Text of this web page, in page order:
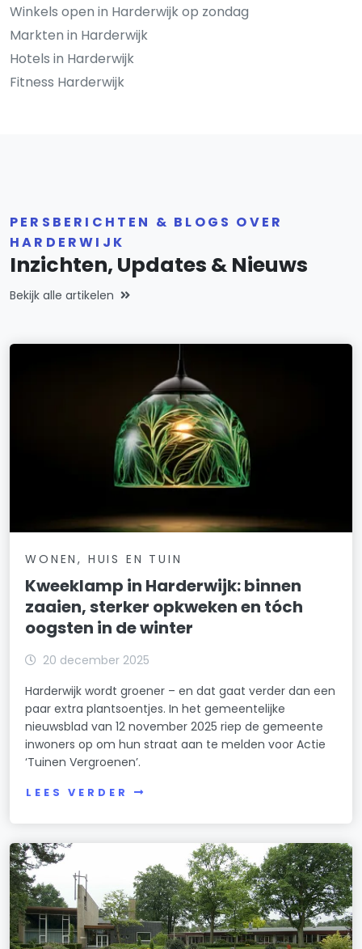
Winkels open in Harderwijk op zondag
Markten in Harderwijk
Hotels in Harderwijk
Fitness Harderwijk
PERSBERICHTEN & BLOGS OVER
HARDERWIJK
Inzichten, Updates & Nieuws
Bekijk alle artikelen
WONEN, HUIS EN TUIN
Kweeklamp in Harderwijk: binnen
zaaien, sterker opkweken en tóch
oogsten in de winter
20 december 2025
Harderwijk wordt groener – en dat gaat verder dan een
paar extra plantsoentjes. In het gemeentelijke
nieuwsblad van 12 november 2025 riep de gemeente
inwoners op om hun straat aan te melden voor Actie
‘Tuinen Vergroenen’.
LEES VERDER